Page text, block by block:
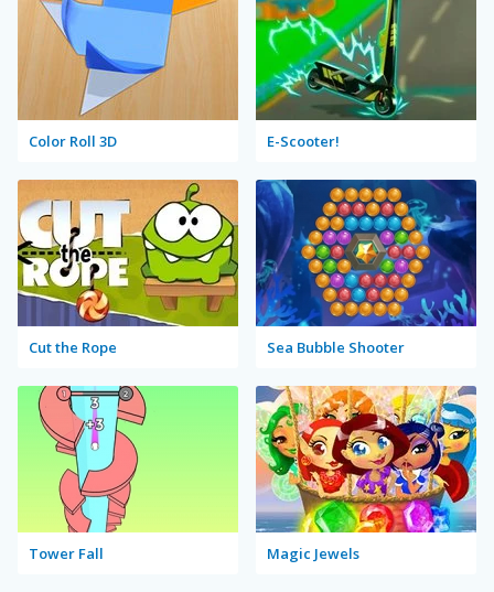
Color Roll 3D E-Scooter!
Cut the Rope Sea Bubble Shooter
Tower Fall Magic Jewels